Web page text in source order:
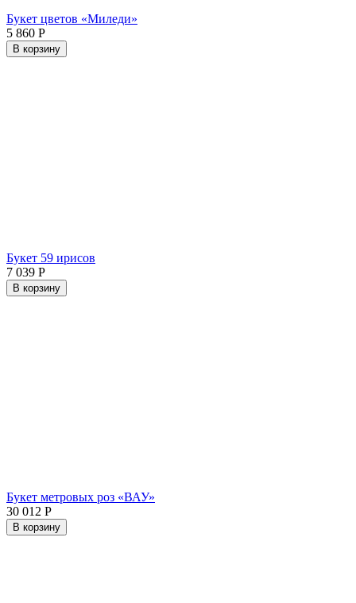
Букет цветов «Миледи»
5 860 Р
В корзину
Букет 59 ирисов
7 039 Р
В корзину
Букет метровых роз «ВАУ»
30 012 Р
В корзину